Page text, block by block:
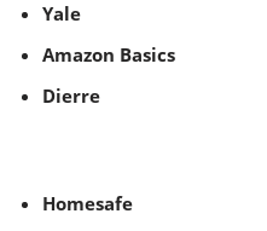
Yale
Amazon Basics
Dierre
Homesafe